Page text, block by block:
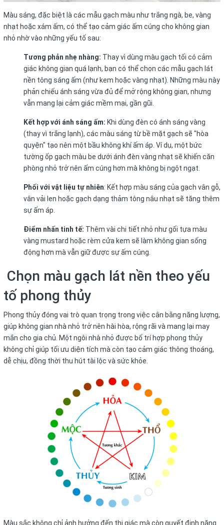
Màu sáng, đặc biệt là các mẫu gạch màu như trắng ngà, be, vàng
nhạt hoặc xám ấm, có thể tạo cảm giác ấm cúng cho không gian
nhỏ nhờ vào những yếu tố sau:
Tương phản nhẹ nhàng: Thay vì dùng màu gạch tối có cảm
giác không gian quá lạnh, bạn có thể chọn các mẫu gạch lát
nền tông sáng ấm (như kem hoặc vàng nhạt). Những màu này
phản chiếu ánh sáng vừa đủ để mở rộng không gian, nhưng
vẫn mang lại cảm giác mềm mại, gần gũi.
Kết hợp với ánh sáng ấm: Khi dùng đèn có ánh sáng vàng
(thay vì trắng lạnh), các màu sáng từ bề mặt gạch sẽ "hòa
quyện" tạo nên một bầu không khí ấm áp. Ví dụ, một bức
tường ốp gạch màu be dưới ánh đèn vàng nhạt sẽ khiến căn
phòng nhỏ trở nên ấm cúng hơn mà không bị ngột ngạt.
Phối với vật liệu tự nhiên: Kết hợp màu sáng của gạch vân gỗ,
vân vải len hoặc gạch dạng thảm tông nâu nhạt sẽ tăng thêm
sự ấm áp.
Điểm nhấn tinh tế: Thêm vài chi tiết nhỏ như gối tựa màu
vàng mustard hoặc rèm cửa kem sẽ làm không gian sống
động hơn mà vẫn giữ được sự ấm cúng.
Chọn màu gạch lát nền theo yếu
tố phong thủy
Phong thủy đóng vai trò quan trọng trong việc cân bằng năng lượng,
giúp không gian nhà nhỏ trở nên hài hòa, rộng rãi và mang lại may
mắn cho gia chủ. Một ngôi nhà nhỏ được bố trí hợp phong thủy
không chỉ giúp tối ưu diện tích mà còn tạo cảm giác thông thoáng,
dễ chịu, đồng thời thu hút tài lộc và sức khỏe.
Màu sắc không chỉ ảnh hưởng đến thị giác mà còn quyết định năng